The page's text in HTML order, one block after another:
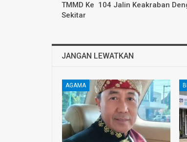
TMMD Ke 104 Jalin Keakraban
Sekitar
JANGAN LEWATKAN
AGAMA